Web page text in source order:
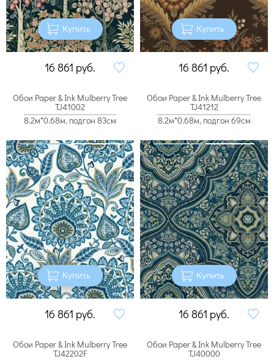
Купить
16 861 руб.
Купить
16 861 руб.
Обои Paper & Ink Mulberry Tree
TJ41002
8.2м*0.68м, подгон 83см
Купить
16 861 руб.
Обои Paper & Ink Mulberry Tree
TJ41212
8.2м*0.68м, подгон 69см
Купить
16 861 руб.
Обои Paper & Ink Mulberry Tree
TJ42202F
Обои Paper & Ink Mulberry Tree
TJ40000